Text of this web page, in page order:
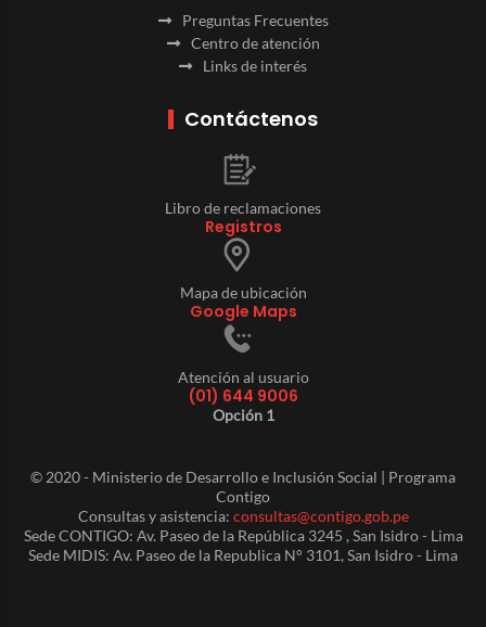
Preguntas Frecuentes
Centro de atención
Links de interés
Contáctenos
Libro de reclamaciones
Registros
Mapa de ubicación
Google Maps
Atención al usuario
(01) 644 9006
Opción 1
© 2020 - Ministerio de Desarrollo e Inclusión Social | Programa
Contigo
Consultas y asistencia: consultas@contigo.gob.pe
Sede CONTIGO: Av. Paseo de la República 3245 , San Isidro - Lima
Sede MIDIS: Av. Paseo de la Republica N° 3101, San Isidro - Lima